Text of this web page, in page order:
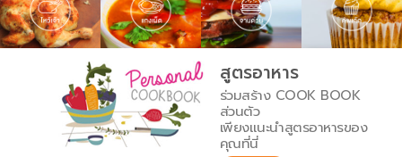
เคล็ดลับน่ารู้
เปรียบเทียบหน่วยการตวง
เปรียบเทียบอุณหภูมิ
เปรียบเทียบน้ำหนักวัตถุดิบ
FoodPedia
สร้าง Cookbook
สูตรอาหาร
ร่วมสร้าง COOK BOOK
ส่วนตัว
เพียงแนะนำสูตรอาหารของ
คุณที่นี่